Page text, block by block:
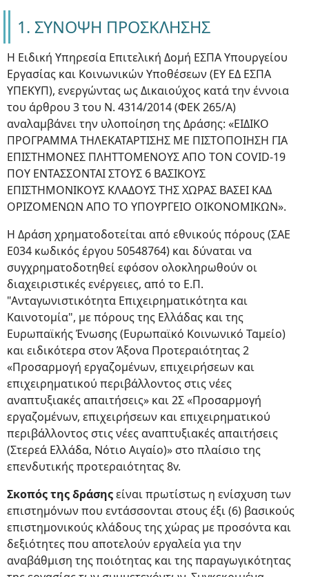
1. ΣΥΝΟΨΗ ΠΡΟΣΚΛΗΣΗΣ
Η Ειδική Υπηρεσία Επιτελική Δομή ΕΣΠΑ Υπουργείου
Εργασίας και Κοινωνικών Υποθέσεων (ΕΥ ΕΔ ΕΣΠΑ
ΥΠΕΚΥΠ), ενεργώντας ως Δικαιούχος κατά την έννοια
του άρθρου 3 του Ν. 4314/2014 (ΦΕΚ 265/Α)
αναλαμβάνει την υλοποίηση της Δράσης: «ΕΙΔΙΚΟ
ΠΡΟΓΡΑΜΜΑ ΤΗΛΕΚΑΤΑΡΤΙΣΗΣ ΜΕ ΠΙΣΤΟΠΟΙΗΣΗ ΓΙΑ
ΕΠΙΣΤΗΜΟΝΕΣ ΠΛΗΤΤΟΜΕΝΟΥΣ ΑΠΟ ΤΟΝ COVID-19
ΠΟΥ ΕΝΤΑΣΣΟΝΤΑΙ ΣΤΟΥΣ 6 ΒΑΣΙΚΟΥΣ
ΕΠΙΣΤΗΜΟΝΙΚΟΥΣ ΚΛΑΔΟΥΣ ΤΗΣ ΧΩΡΑΣ ΒΑΣΕΙ ΚΑΔ
ΟΡΙΖΟΜΕΝΩΝ ΑΠΟ ΤΟ ΥΠΟΥΡΓΕΙΟ ΟΙΚΟΝΟΜΙΚΩΝ».
Η Δράση χρηματοδοτείται από εθνικούς πόρους (ΣΑΕ
Ε034 κωδικός έργου 50548764) και δύναται να
συγχρηματοδοτηθεί εφόσον ολοκληρωθούν οι
διαχειριστικές ενέργειες, από το Ε.Π.
"Ανταγωνιστικότητα Επιχειρηματικότητα και
Καινοτομία", με πόρους της Ελλάδας και της
Ευρωπαϊκής Ένωσης (Ευρωπαϊκό Κοινωνικό Ταμείο)
και ειδικότερα στον Άξονα Προτεραιότητας 2
«Προσαρμογή εργαζομένων, επιχειρήσεων και
επιχειρηματικού περιβάλλοντος στις νέες
αναπτυξιακές απαιτήσεις» και 2Σ «Προσαρμογή
εργαζομένων, επιχειρήσεων και επιχειρηματικού
περιβάλλοντος στις νέες αναπτυξιακές απαιτήσεις
(Στερεά Ελλάδα, Νότιο Αιγαίο)» στο πλαίσιο της
επενδυτικής προτεραιότητας 8v.
Σκοπός της δράσηςείναι πρωτίστως η ενίσχυση των
επιστημόνων που εντάσσονται στους έξι (6) βασικούς
επιστημονικούς κλάδους της χώρας με προσόντα και
δεξιότητες που αποτελούν εργαλεία για την
αναβάθμιση της ποιότητας και της παραγωγικότητας